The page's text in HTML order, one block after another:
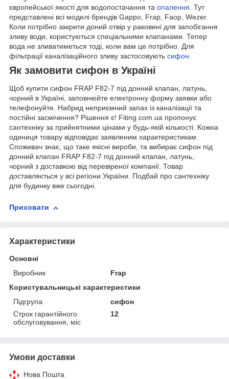
європейської якості для водопостачання та опалення . Тут
представлені всі моделі брендів Gappo, Frap, Faop, Wezer.
Коли потрібно закрити доний отвір у раковині для запобігання
зливу води, користуються спеціальними клапанами. Тепер
вода не зливатиметься тоді, коли вам це потрібно. Для
фільтрації каналізаційного зливу застосовують сифон
Як замовити сифон в Україні
Щоб купити сифон FRAP F82-7 під донний клапан, латунь,
чорний в Україні, заповнюйте електронну форму заявки або
телефонуйте. Набрид неприємний запах із каналізації та
постійні засмічення? Рішення є! Fiting.com.ua пропонує
сантехніку за прийнятними цінами у будь-якій кількості. Кожна
одиниця товару відповідає заявленим характеристикам.
Споживач знає, що таке якісні вироби, та вибирає сифон під
донний клапан FRAP F82-7 під донний клапан, латунь,
чорний з доставкою від перевіреної компанії. Товар
доставляється у всі регіони України. Подбай про сантехніку
для будинку вже сьогодні.
Приховати
Характеристики
Основні
Виробник
Frap
Користувальницькі характеристики
Підгрупа
сифон
Строк гарантійного
обслуговування, міс
12
Умови доставки
Нова Пошта